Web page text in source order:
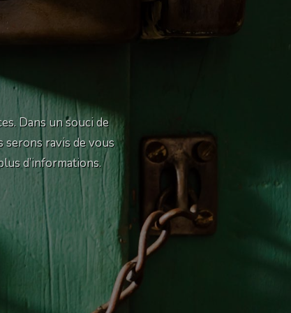
Dans un souci de
ravis de vous
d’informations.